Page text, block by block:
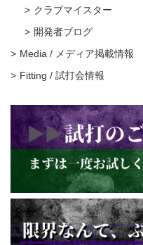
クラブマイスター
開発者ブログ
Media / メディア掲載情報
Fitting / 試打会情報